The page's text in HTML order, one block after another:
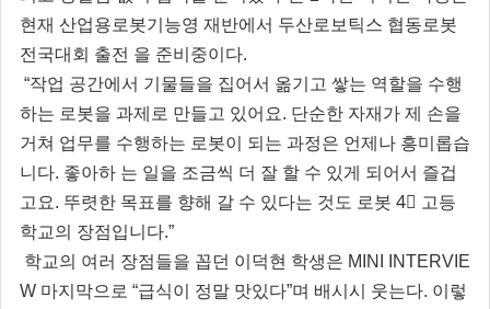
현재 산업용로봇기능영 재반에서 두산로보틱스 협동로봇
전국대회 출전 을 준비중이다.
“작업 공간에서 기물들을 집어서 옮기고 쌓는 역할을 수행
하는 로봇을 과제로 만들고 있어요. 단순한 자재가 제 손을
거쳐 업무를 수행하는 로봇이 되는 과정은 언제나 흥미롭습
니다. 좋아하 는 일을 조금씩 더 잘 할 수 있게 되어서 즐겁
고요. 뚜렷한 목표를 향해 갈 수 있다는 것도 로봇 4⃞ 고등
학교의 장점입니다.”
학교의 여러 장점들을 꼽던 이덕현 학생은 MINI INTERVIE
W 마지막으로 “급식이 정말 맛있다”며 배시시 웃는다. 이렇